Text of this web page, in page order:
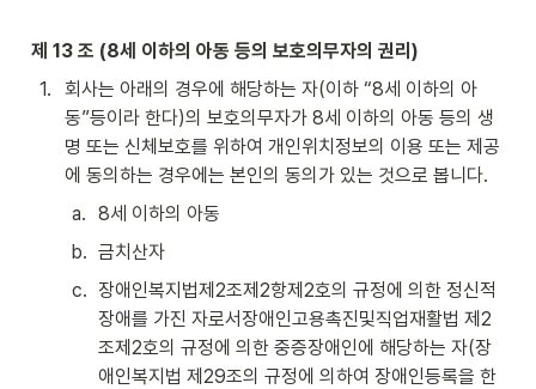
제 13 조 (8세 이하의 아동 등의 보호의무자의 권리)
1.
회사는 아래의 경우에 해당하는 자(이하 “8세 이하의 아
동”등이라 한다)의 보호의무자가 8세 이하의 아동 등의 생
명 또는 신체보호를 위하여 개인위치정보의 이용 또는 제공
에 동의하는 경우에는 본인의 동의가 있는 것으로 봅니다.
a. 8세 이하의 아동
b. 금치산자
c. 장애인복지법제2조제2항제2호의 규정에 의한 정신적
장애를 가진 자로서장애인고용촉진및직업재활법 제2
조제2호의 규정에 의한 중증장애인에 해당하는 자(장
애인복지법 제29조의 규정에 의하여 장애인등록을 한